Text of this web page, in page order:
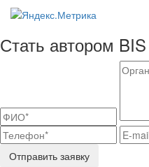
Стать автором
Отправить заявку